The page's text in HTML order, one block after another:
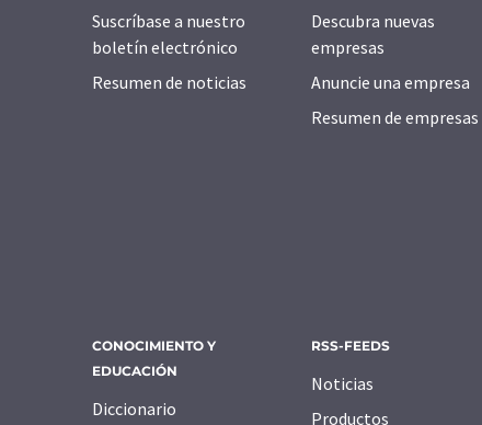
Suscríbase a nuestro
boletín electrónico
Resumen de noticias
Descubra nuevas
empresas
Anuncie una empresa
Resumen de empresas
CONOCIMIENTO Y
EDUCACIÓN
Diccionario
RSS-FEEDS
Noticias
Productos